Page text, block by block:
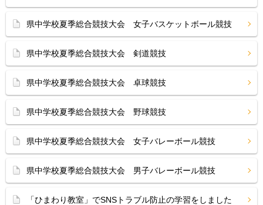
県中学校夏季総合競技大会 女子バスケットボール競技
県中学校夏季総合競技大会 剣道競技
県中学校夏季総合競技大会 卓球競技
県中学校夏季総合競技大会 野球競技
県中学校夏季総合競技大会 女子バレーボール競技
県中学校夏季総合競技大会 男子バレーボール競技
「ひまわり教室」でSNSトラブル防止の学習をしました